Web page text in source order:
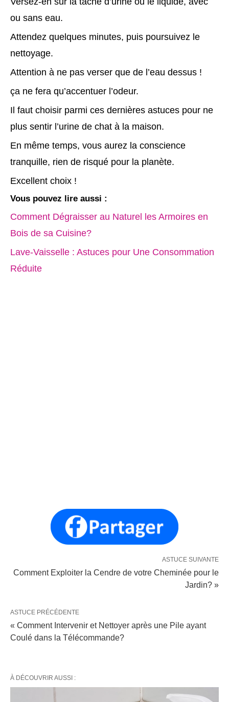
ou sans eau.
Attendez quelques minutes, puis poursuivez le
nettoyage.
Attention à ne pas verser que de l’eau dessus !
ça ne fera qu’accentuer l’odeur.
Il faut choisir parmi ces dernières astuces pour ne
plus sentir l’urine de chat à la maison.
En même temps, vous aurez la conscience
tranquille, rien de risqué pour la planète.
Excellent choix !
Vous pouvez lire aussi :
Comment Dégraisser au Naturel les Armoires en
Bois de sa Cuisine?
Lave-Vaisselle : Astuces pour Une Consommation
Réduite
ASTUCE SUIVANTE
Comment Exploiter la Cendre de votre Cheminée pour le
Jardin? »
ASTUCE PRÉCÉDENTE
« Comment Intervenir et Nettoyer après une Pile ayant
Coulé dans la Télécommande?
À DÉCOUVRIR AUSSI :